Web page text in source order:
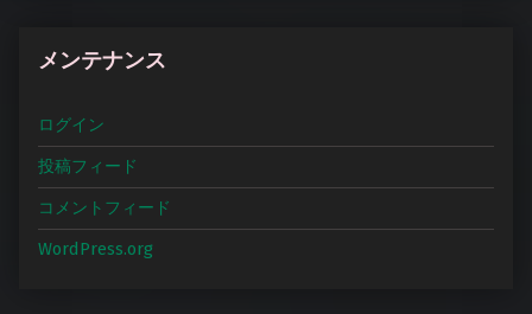
メンテナンス
ログイン
投稿フィード
コメントフィード
WordPress.org